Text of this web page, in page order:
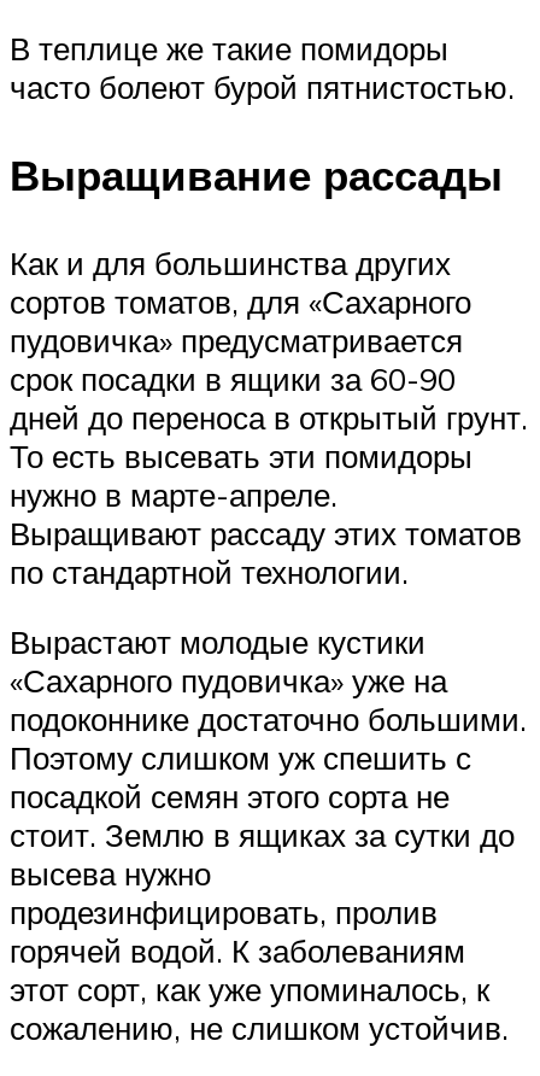
В теплице же такие помидоры
часто болеют бурой пятнистостью.
Выращивание рассады
Как и для большинства других
сортов томатов, для «Сахарного
пудовичка» предусматривается
срок посадки в ящики за 60-90
дней до переноса в открытый грунт.
То есть высевать эти помидоры
нужно в марте-апреле.
Выращивают рассаду этих томатов
по стандартной технологии.
Вырастают молодые кустики
«Сахарного пудовичка» уже на
подоконнике достаточно большими.
Поэтому слишком уж спешить с
посадкой семян этого сорта не
стоит. Землю в ящиках за сутки до
высева нужно
продезинфицировать, пролив
горячей водой. К заболеваниям
этот сорт, как уже упоминалось, к
сожалению, не слишком устойчив.